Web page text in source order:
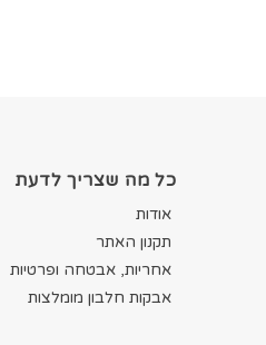
כל מה שצריך לדעת
אודות
תקנון האתר
אחריות, אבטחה ופרטיות
אבקות חלבון מומלצות